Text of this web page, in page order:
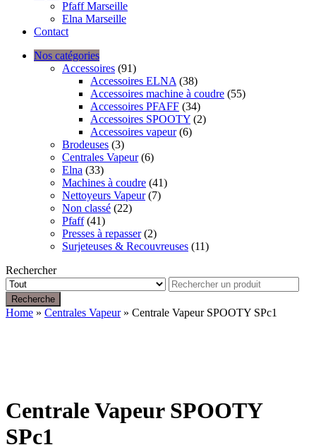
Pfaff Marseille
Elna Marseille
Contact
Nos catégories
Accessoires (91)
Accessoires ELNA (38)
Accessoires machine à coudre (55)
Accessoires PFAFF (34)
Accessoires SPOOTY (2)
Accessoires vapeur(6)
Brodeuses (3)
Centrales Vapeur(6)
Elna (33)
Machines à coudre (41)
Nettoyeurs Vapeur(7)
Non classé (22)
Pfaff(41)
Presses à repasser(2)
Surjeteuses & Recouvreuses (11)
Rechercher
Recherche
Home » Centrales Vapeur» Centrale Vapeur SPOOTY SPc1
Centrale Vapeur SPOOTY
SPc1